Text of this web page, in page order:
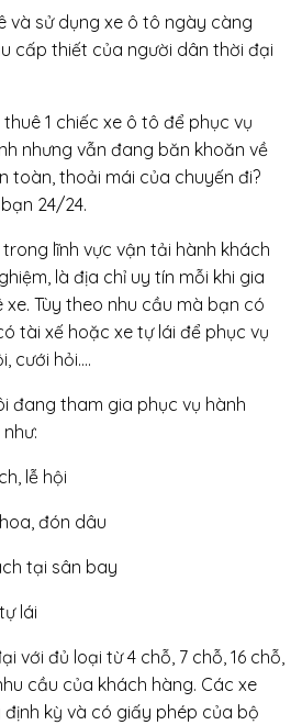
và sử dụng xe ô tô ngày càng
cấp thiết của người dân thời đại
1 chiếc xe ô tô để phục vụ
nhưng vẫn đang băn khoăn về
toàn, thoải mái của chuyến đi?
24/24.
lĩnh vực vận tải hành khách
là địa chỉ uy tín mỗi khi gia
Tùy theo nhu cầu mà bạn có
tài xế hoặc xe tự lái để phục vụ
cưới hỏi….
đang tham gia phục vụ hành
lễ hội
đón dâu
tại sân bay
lái
với đủ loại từ 4 chỗ, 7 chỗ, 16 chỗ,
cầu của khách hàng. Các xe
kỳ và có giấy phép của bộ